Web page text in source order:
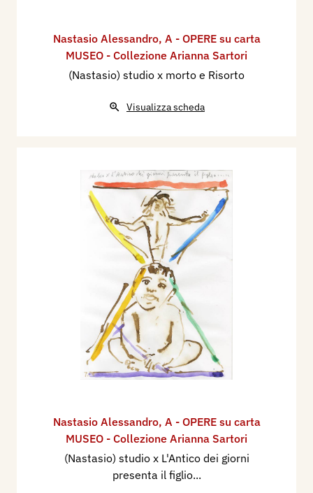
Nastasio Alessandro, A - OPERE su carta
MUSEO - Collezione Arianna Sartori
(Nastasio) studio x morto e Risorto
Visualizza scheda
Nastasio Alessandro, A - OPERE su carta
MUSEO - Collezione Arianna Sartori
(Nastasio) studio x L'Antico dei giorni
presenta il figlio...